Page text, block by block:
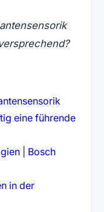
(öffnet in
eine führende
Tab)
| Bosch
in der